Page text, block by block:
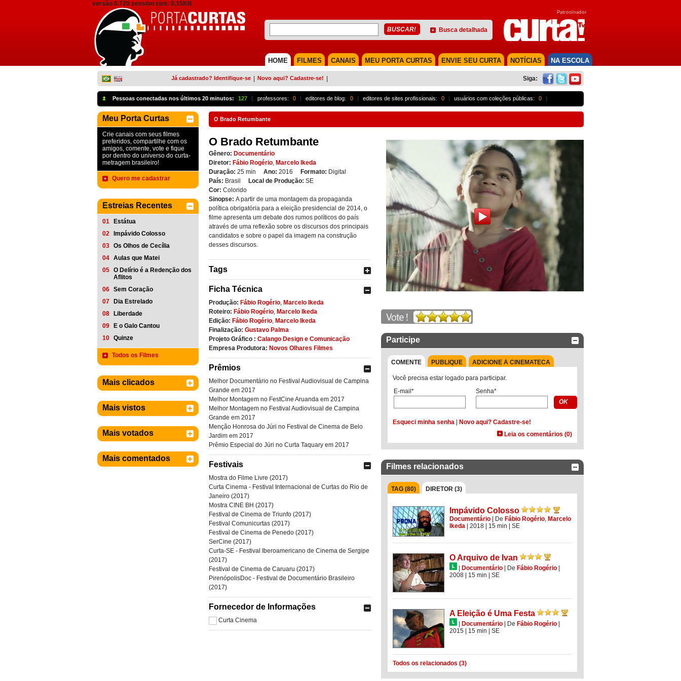
versão 0.720 session size: 0,15KB
Busca detalhada
Patrocinador
NA ESCOLA
NOTÍCIAS
ENVIE SEU CURTA
MEU PORTA CURTAS
CANAIS
FILMES
HOME
Siga:
Já cadastrado? Identifique-se Novo aqui? Cadastre-se!
Pessoas conectadas nos últimos 20 minutos: 127 { professores: 0 | editores de blog: 0 | editores de sites profissionais: 0 | usuários com coleções públicas: 0 }
Meu Porta Curtas
Crie canais com seus filmes
preferidos, compartilhe com os
amigos, comente, vote e fique
por dentro do universo do curta-
metragem brasileiro!
Quero me cadastrar
Estreias Recentes
01
Estátua
02
Impávido Colosso
03 Os Olhos de Cecília
04 Aulas que Matei
05 O Delírio é a Redenção dos
Aflitos
06 Sem Coração
07
Dia Estrelado
08
Liberdade
09
E o Galo Cantou
10 Quinze
Todos os Filmes
Mais clicados
Mais vistos
Mais votados
Mais comentados
O Brado Retumbante
O Brado Retumbante
Gênero: Documentário
Diretor: Fábio Rogério, Marcelo Ikeda
Duração: 25 min Ano: 2016 Formato: Digital
País: Brasil Local de Produção: SE
Cor: Colorido
Sinopse: A partir de uma montagem da propaganda
política obrigatória para a eleição presidencial de 2014, o
filme apresenta um debate dos rumos políticos do país
através de uma reflexão sobre os discursos dos principais
candidatos e sobre o papel da imagem na construção
desses discursos.
Tags
Ficha Técnica
Produção: Fábio Rogério, Marcelo Ikeda
Roteiro: Fábio Rogério, Marcelo Ikeda
Edição: Fábio Rogério, Marcelo Ikeda
Finalização: Gustavo Palma
Projeto Gráfico : Calango Design e Comunicação
Empresa Produtora: Novos Olhares Filmes
Prêmios
Melhor Documentário no Festival Audiovisual de Campina
Grande em 2017
Melhor Montagem no FestCine Aruanda em 2017
Melhor Montagem no Festival Audiovisual de Campina
Grande em 2017
Menção Honrosa do Júri no Festival de Cinema de Belo
Jardim em 2017
Prêmio Especial do Júri no Curta Taquary em 2017
Festivais
Mostra do Filme Livre (2017)
Curta Cinema - Festival Internacional de Curtas do Rio de
Janeiro (2017)
Mostra CINE BH (2017)
Festival de Cinema de Triunfo (2017)
Festival Comunicurtas (2017)
Festival de Cinema de Penedo (2017)
SerCine (2017)
Curta-SE - Festival Iberoamericano de Cinema de Sergipe
(2017)
Festival de Cinema de Caruaru (2017)
PirenópolisDoc - Festival de Documentário Brasileiro
(2017)
Fornecedor de Informações
Curta Cinema
Participe
COMENTE PUBLIQUE ADICIONE À CINEMATECA
Você precisa estar logado para participar.
E-mail*
Senha*
Esqueci minha senha | Novo aqui? Cadastre-se!
Leia os comentários (0)
Filmes relacionados
TAG (80) DIRETOR (3)
Impávido Colosso
Documentário | De Fábio Rogério Marcelo
Ikeda | 2018 | 15 min | SE
O Arquivo de Ivan
Documentário De Fábio Rogério
2008
| 15 min SE
A Eleição é Uma Festa
Documentário De Fábio Rogério
2015
| 15 min SE
Todos os relacionados (3)